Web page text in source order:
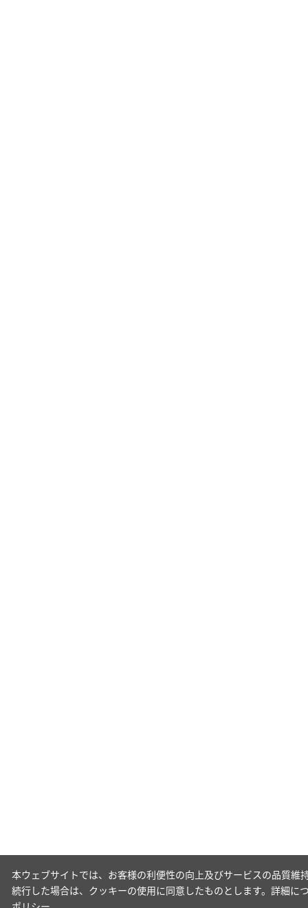
本ウェブサイトでは、お客様の利便性の向上及びサービスの品質
続行した場合は、クッキーの使用に同意したものとします。詳細